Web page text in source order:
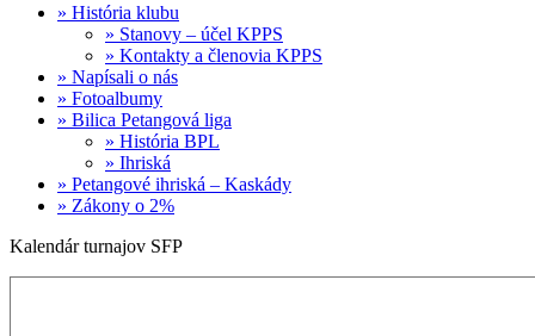
» História klubu
» Stanovy – účel KPPS
» Kontakty a členovia KPPS
» Napísali o nás
» Fotoalbumy
» Bilica Petangová liga
» História BPL
» Ihriská
» Petangové ihriská – Kaskády
» Zákony o 2%
Kalendár turnajov SFP